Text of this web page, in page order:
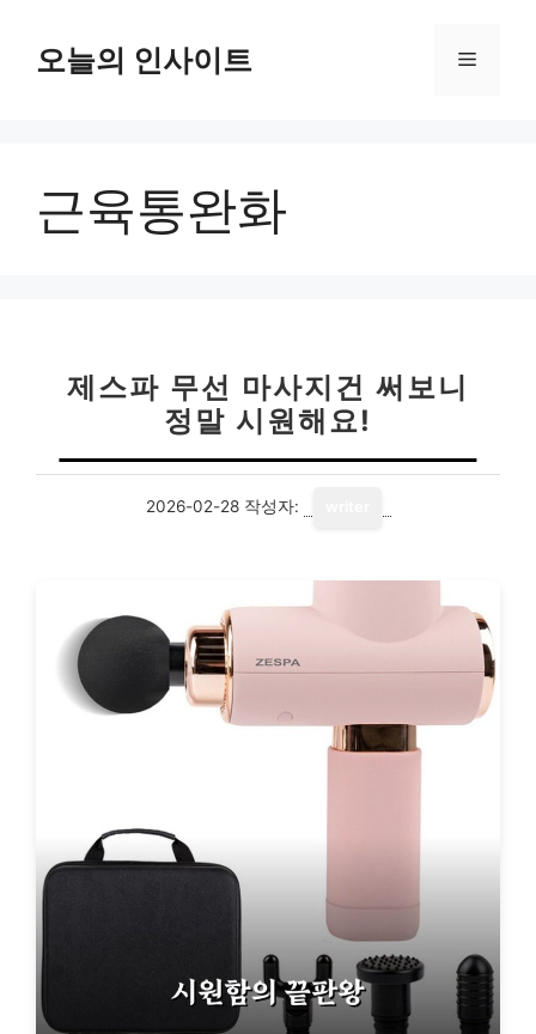
오늘의 인사이트 메
근육통완화
제스파 무선 마사지건 써보니
정말 시원해요!
2026-02-28 작성자: